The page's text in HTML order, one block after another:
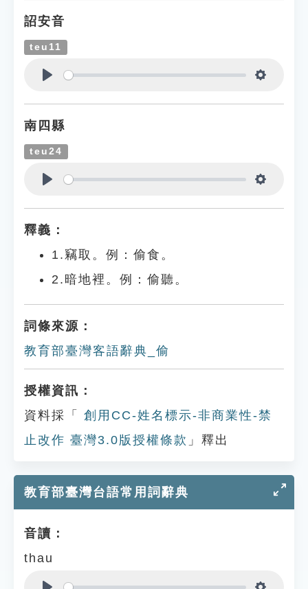
詔安音
teu11
南四縣
teu24
釋義：
1.竊取。例：偷食。
2.暗地裡。例：偷聽。
詞條來源：
教育部臺灣客語辭典_偷
授權資訊：
資料採「
創用CC-姓名標示-非商業性-禁
止改作 臺灣3.0版授權條款 」釋出
教育部臺灣台語常用詞辭典
音讀：
thau